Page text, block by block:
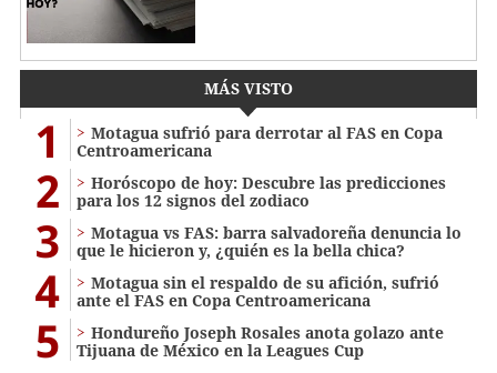
MÁS VISTO
1
Motagua sufrió para derrotar al FAS en Copa
Centroamericana
2
Horóscopo de hoy: Descubre las predicciones
para los 12 signos del zodiaco
3
Motagua vs FAS: barra salvadoreña denuncia lo
que le hicieron y, ¿quién es la bella chica?
4
Motagua sin el respaldo de su afición, sufrió
ante el FAS en Copa Centroamericana
5
Hondureño Joseph Rosales anota golazo ante
Tijuana de México en la Leagues Cup